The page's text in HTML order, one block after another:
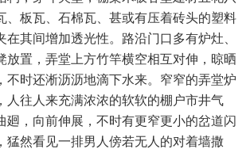
、板瓦、石棉瓦、甚或有压着砖头的塑料
在其间增加透光性。路沿门口多有炉灶、
放置，弄堂上方竹竿横空相互对伸，晾晒
不时还淅沥沥地滴下水来。窄窄的弄堂炉
人往人来充满浓浓的软软的棚户市井气
廻，向前伸展，不时有更窄更小的岔道闪
猛然看见一排男人傍若无人的对着墙撒